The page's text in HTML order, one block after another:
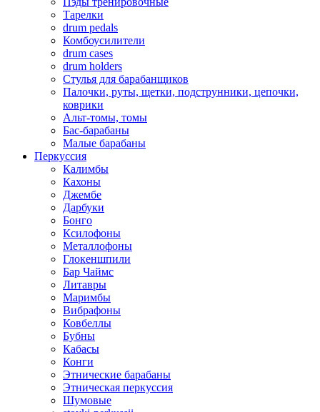
Тарелки
drum pedals
Комбоусилители
drum cases
drum holders
Стулья для барабанщиков
Палочки, руты, щетки, подструнники, цепочки,
коврики
Альт-томы, томы
Бас-барабаны
Малые барабаны
Перкуссия
Калимбы
Кахоны
Джембе
Дарбуки
Бонго
Ксилофоны
Металлофоны
Глокеншпили
Бар Чаймс
Литавры
Маримбы
Вибрафоны
Ковбеллы
Бубны
Кабасы
Конги
Этнические барабаны
Этническая перкуссия
Шумовые